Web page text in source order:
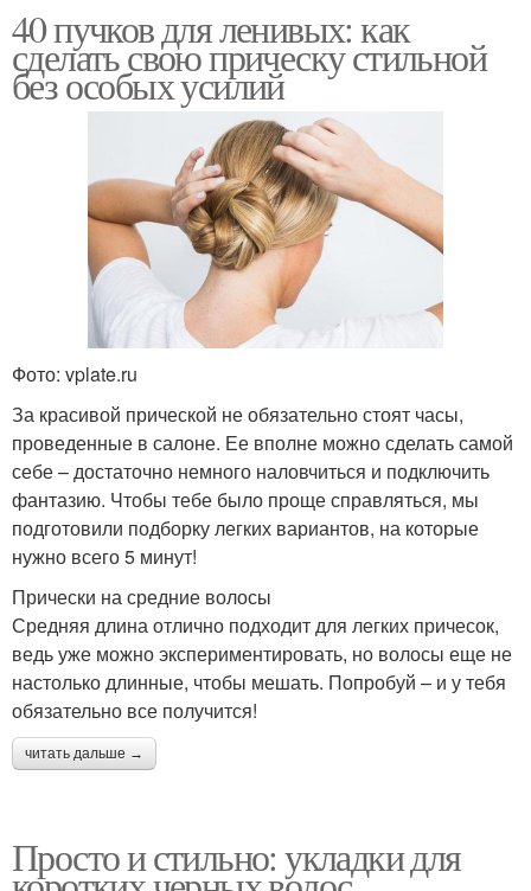
40 пучков для ленивых: как
сделать свою прическу стильной
без особых усилий
Фото: vplate.ru
За красивой прической не обязательно стоят часы,
проведенные в салоне. Ее вполне можно сделать самой
себе – достаточно немного наловчиться и подключить
фантазию. Чтобы тебе было проще справляться, мы
подготовили подборку легких вариантов, на которые
нужно всего 5 минут!
Прически на средние волосы
Средняя длина отлично подходит для легких причесок,
ведь уже можно экспериментировать, но волосы еще не
настолько длинные, чтобы мешать. Попробуй – и у тебя
обязательно все получится!
читать дальше →
Просто и стильно: укладки для